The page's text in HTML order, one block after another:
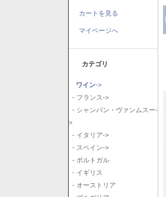
カートを見る
マイページへ
カテゴリ
ワイン->
- フランス->
- シャンパン・ヴァンムスー-
>
- イタリア->
- スペイン->
- ポルトガル
- イギリス
- オーストリア